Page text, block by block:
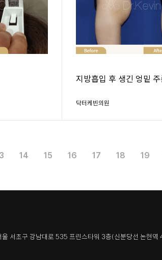
지방흡입 후 생긴 엉밑 주
닥터케빈의원
14 15 16 17 18 19
울 서초구 강남대로 535 프린스타워 3층(신분당선 논현역